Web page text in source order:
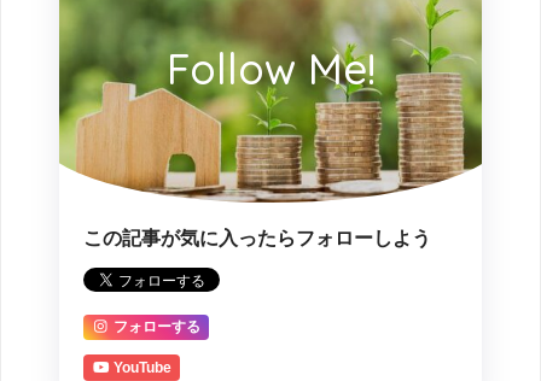
Follow Me!
この記事が気に入ったらフォローしよう
フォローする
YouTube